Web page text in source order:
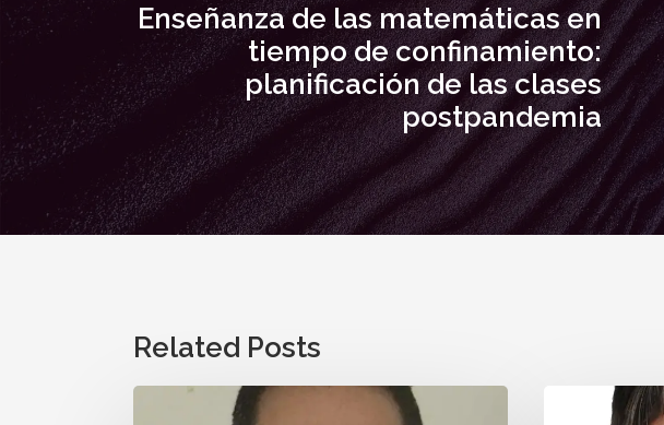
Enseñanza de las matemáticas en
tiempo de confinamiento:
planificación de las clases
postpandemia
Related Posts